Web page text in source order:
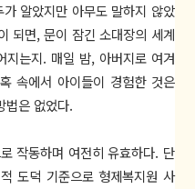
알았지만 아무도 말하지 않았
되면, 문이 잠긴 소대장의 세계
지는지. 매일 밤, 아버지로 여겨
속에서 아이들이 경험한 것은
법은 없었다.
작동하며 여전히 유효하다. 단
도덕 기준으로 형제복지원 사